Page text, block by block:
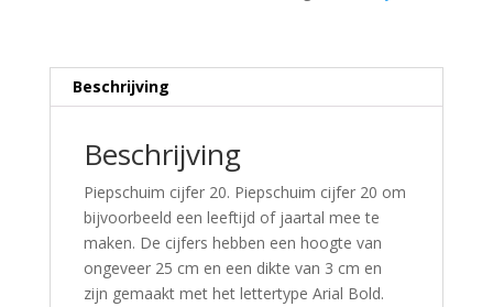
Beschrijving
Beschrijving
Piepschuim cijfer 20. Piepschuim cijfer 20 om
bijvoorbeeld een leeftijd of jaartal mee te
maken. De cijfers hebben een hoogte van
ongeveer 25 cm en een dikte van 3 cm en
zijn gemaakt met het lettertype Arial Bold.